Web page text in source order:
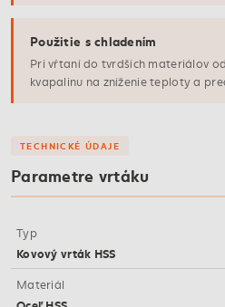
Použitie s chladením
Pri vŕtaní do tvrdších materiálov
kvapalinu na zníženie teploty a
TECHNICKÉ ÚDAJE
Parametre vrtáku
Typ
Kovový vrták HSS
Materiál